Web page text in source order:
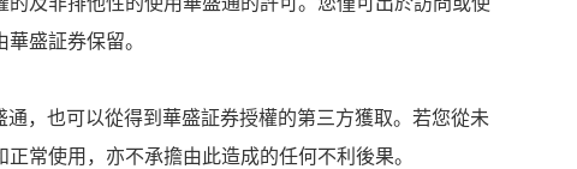
盛証券保留。
，也可以從得到華盛証券授權的第三方獲取。若您從未
常使用，亦不承擔由此造成的任何不利後果。